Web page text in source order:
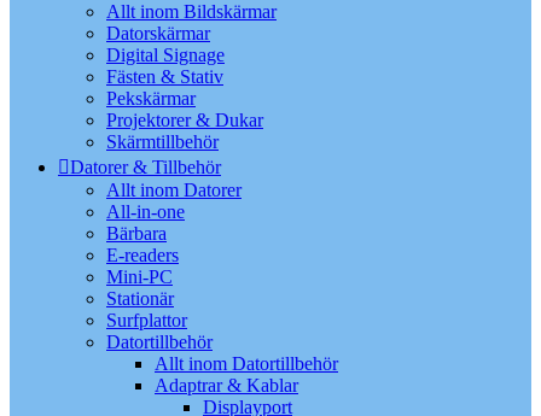
Allt inom Bildskärmar
Datorskärmar
Digital Signage
Fästen & Stativ
Pekskärmar
Projektorer & Dukar
Skärmtillbehör
Datorer & Tillbehör
Allt inom Datorer
All-in-one
Bärbara
E-readers
Mini-PC
Stationär
Surfplattor
Datortillbehör
Allt inom Datortillbehör
Adaptrar & Kablar
Displayport